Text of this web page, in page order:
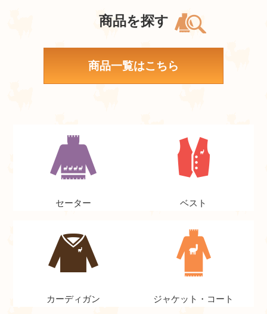
商品を探す
商品一覧はこちら
セーター ベスト
カーディガン ジャケット・コート